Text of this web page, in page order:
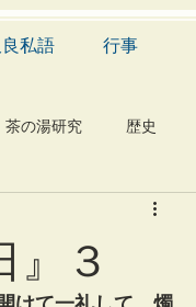
私語 行事
茶の湯研究 歴史
食文化
芸能 茶道具
３